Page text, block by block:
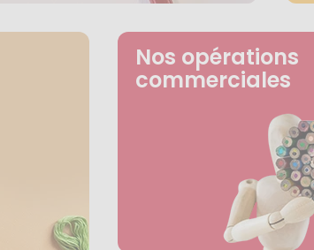
Nos opérations
commerciales